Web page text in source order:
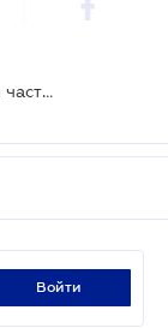
Урегулировано сотрудничество банков и частных исполнителей
войти